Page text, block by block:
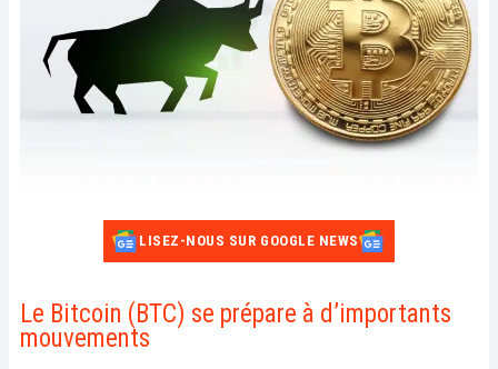
LISEZ-NOUS SUR GOOGLE NEWS
Le Bitcoin (BTC) se prépare à d’importants
mouvements